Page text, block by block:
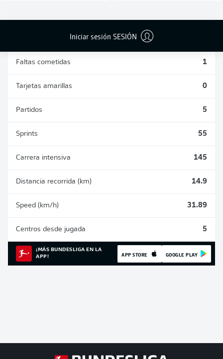
Iniciar sesión SESIÓN
Faltas cometidas 1
Tarjetas amarillas 0
Partidos 5
Sprints 55
Carrera intensiva 145
Distancia recorrida (km) 14.9
Speed (km/h) 31.89
Centros desde jugada 5
¡MÁS BUNDESLIGA EN LA
APP!
APP STORE GOOGLE PLAY